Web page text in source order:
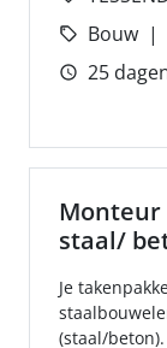
Bouw
25
staal/
Je
(staal/